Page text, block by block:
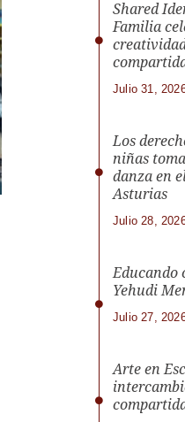
Shared
Familia
Julio 31,
Los
niñas
danza en
Asturias
Julio 28,
Educando
Yehudi
Julio 27,
Arte en